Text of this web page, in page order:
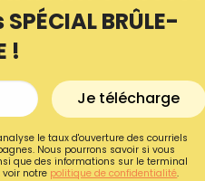
BRÛLE-
!
Je télécharge
le taux d'ouverture des courriels
Nous pourrons savoir si vous
que des informations sur le terminal
notre politique de confidentialité.